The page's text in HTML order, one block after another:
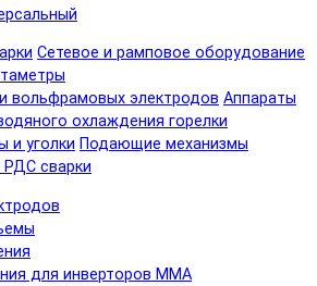
Сетевое и рамповое оборудование
вольфрамовых электродов Аппараты
охлаждения горелки
и уголки Подающие механизмы
сварки
для инверторов MMA